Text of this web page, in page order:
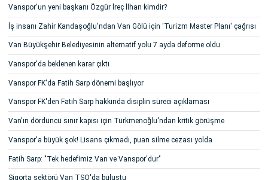
Vanspor'un yeni başkanı Özgür İreç İlhan kimdir?
İş insanı Zahir Kandaşoğlu'ndan Van Gölü için 'Turizm Master Planı' çağrısı
Van Büyükşehir Belediyesinin alternatif yolu 7 ayda deforme oldu
Vanspor'da beklenen karar çıktı
Vanspor FK'da Fatih Sarp dönemi başlıyor
Vanspor FK'den Fatih Sarp hakkında disiplin süreci açıklaması
Van'ın dördüncü sınır kapısı için Türkmenoğlu'ndan kritik görüşme
Vanspor'a büyük şok! Lisans çıkmadı, puan silme cezası yolda
Fatih Sarp: "Tek hedefimiz Van ve Vanspor'dur"
Sigorta sektörü Van TSO'da buluştu